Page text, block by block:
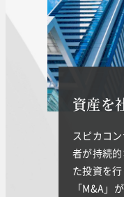
資産を
スピカコ
者が持続
た投資を
「M&A」